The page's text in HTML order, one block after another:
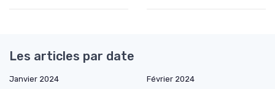
Les articles par date
Janvier 2024
Février 2024